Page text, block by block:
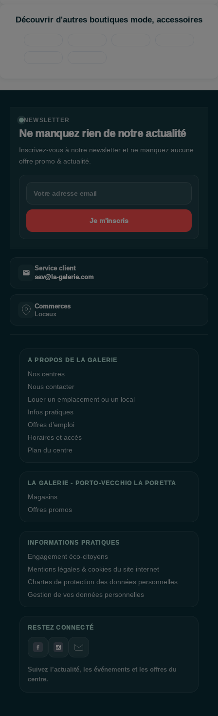
Découvrir d'autres boutiques mode, accessoires
NEWSLETTER
Ne manquez rien de notre actualité
Inscrivez-vous à notre newsletter et ne manquez aucune
offre promo & actualité.
Je m'inscris
Service client
sav@la-galerie.com
Commerces
Locaux
A PROPOS DE LA GALERIE
Nos centres
Nous contacter
Louer un emplacement ou un local
Infos pratiques
Offres d’emploi
Horaires et accès
Plan du centre
LA GALERIE - PORTO-VECCHIO LA PORETTA
Magasins
Offres promos
INFORMATIONS PRATIQUES
Engagement éco-citoyens
Mentions légales & cookies du site internet
Chartes de protection des données personnelles
Gestion de vos données personnelles
RESTEZ CONNECTÉ
Suivez l’actualité, les événements et les offres du
centre.